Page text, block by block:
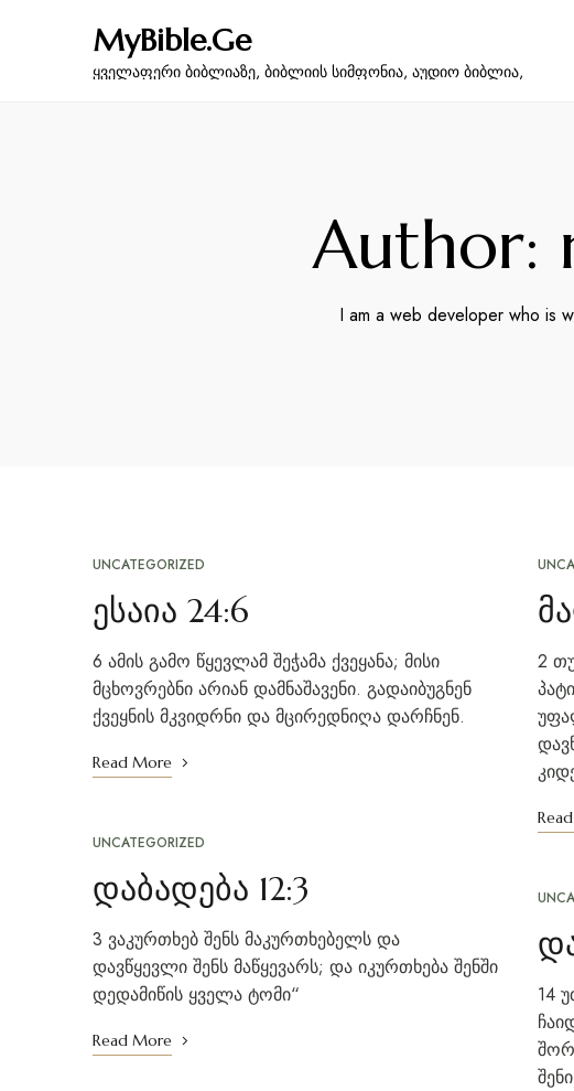
MyBible.Ge
ყველაფერი ბიბლიაზე, ბიბლიის სიმფონია, აუდიო ბიბლია,
Author:
I am a web developer who is
UNCATEGORIZED
ესაია 24:6
6 ამის გამო წყევლამ შეჭამა ქვეყანა; მისი
მცხოვრებნი არიან დამნაშავენი. გადაიბუგნენ
ქვეყნის მკვიდრნი და მცირედნიღა დარჩნენ.
Read More
UNCATEGORIZED
დაბადება 12:3
3 ვაკურთხებ შენს მაკურთხებელს და
დავწყევლი შენს მაწყევარს; და იკურთხება შენში
დედამიწის ყველა ტომი“
Read More
2
14